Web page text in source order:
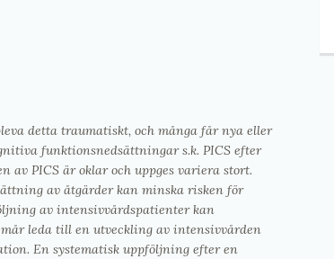
detta traumatiskt, och många får nya eller
funktionsnedsättningar s.k. PICS efter
av PICS är oklar och uppges variera stort.
av åtgärder kan minska risken för
av intensivvårdspatienter kan
leda till en utveckling av intensivvården
En systematisk uppföljning efter en